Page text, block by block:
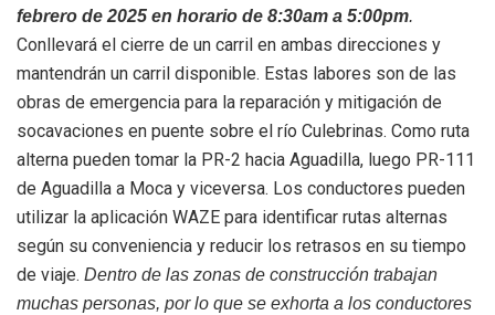
febrero de 2025 en horario de 8:30am a 5:00pm.
Conllevará el cierre de un carril en ambas direcciones y
mantendrán un carril disponible. Estas labores son de las
obras de emergencia para la reparación y mitigación de
socavaciones en puente sobre el río Culebrinas. Como ruta
alterna pueden tomar la PR-2 hacia Aguadilla, luego PR-111
de Aguadilla a Moca y viceversa. Los conductores pueden
utilizar la aplicación WAZE para identificar rutas alternas
según su conveniencia y reducir los retrasos en su tiempo
de viaje. Dentro de las zonas de construcción trabajan
muchas personas, por lo que se exhorta a los conductores